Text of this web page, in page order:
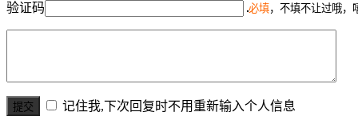
验证码 必填，不填不让过哦，
记住我,下次回复时不用重新输入个人信息